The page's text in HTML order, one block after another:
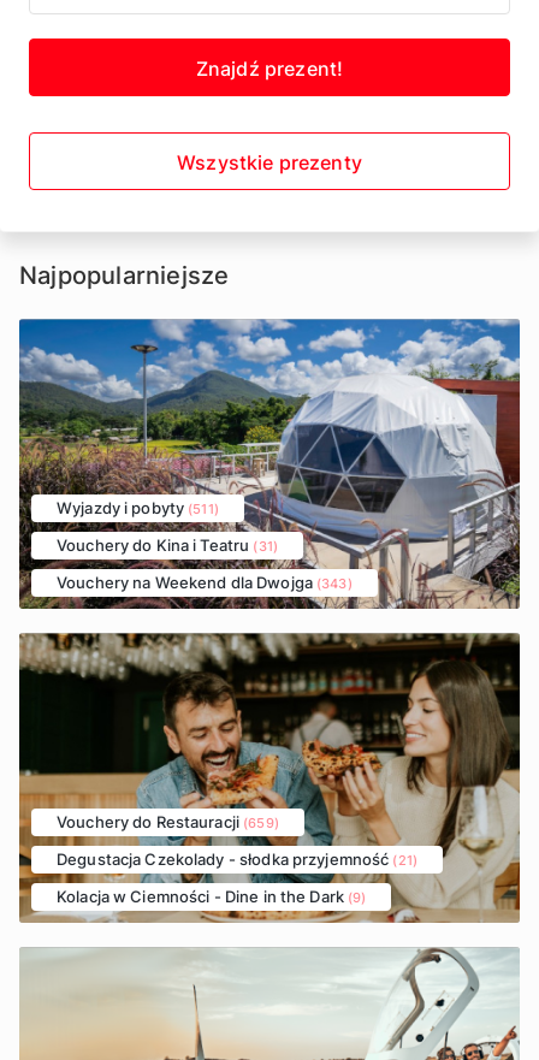
Znajdź prezent!
Wszystkie prezenty
Najpopularniejsze
Wyjazdy i pobyty (511)
Vouchery do Kina i Teatru (31)
Vouchery na Weekend dla Dwojga (343)
Vouchery do Restauracji (659)
Degustacja Czekolady - słodka przyjemność (21)
Kolacja w Ciemności - Dine in the Dark (9)